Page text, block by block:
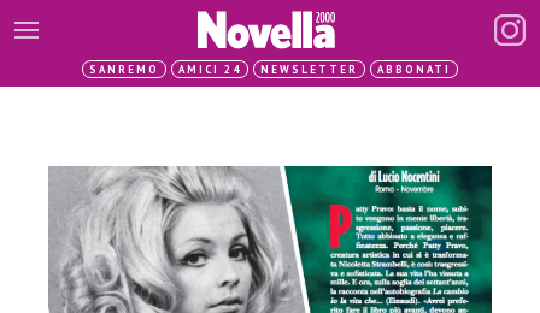
SANREMO AMICI 24 NEWSLETTER ABBONATI